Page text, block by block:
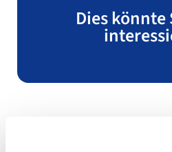
Dies könnte